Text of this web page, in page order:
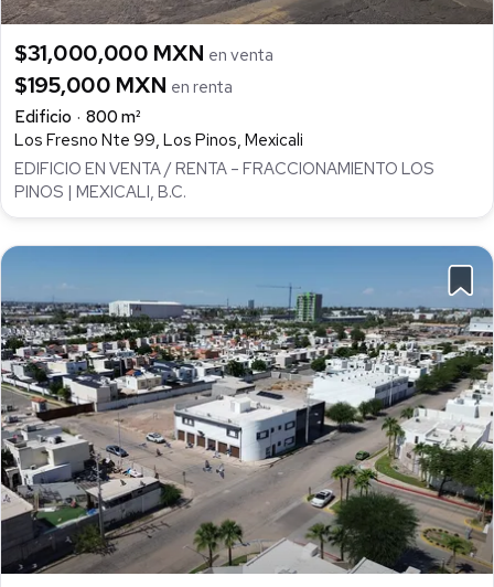
$31,000,000 MXN en venta
$195,000 MXN en renta
Edificio
800 m²
Los Fresno Nte 99, Los Pinos, Mexicali
EDIFICIO EN VENTA / RENTA – FRACCIONAMIENTO LOS
PINOS | MEXICALI, B.C.